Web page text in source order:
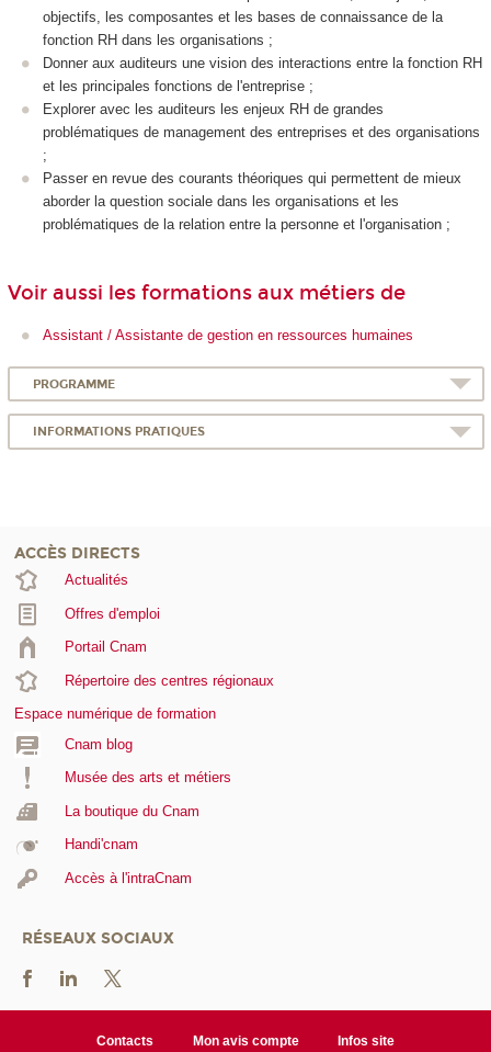
objectifs, les composantes et les bases de connaissance de la
fonction RH dans les organisations ;
Donner aux auditeurs une vision des interactions entre la fonction RH
et les principales fonctions de l'entreprise ;
Explorer avec les auditeurs les enjeux RH de grandes
problématiques de management des entreprises et des organisations
;
Passer en revue des courants théoriques qui permettent de mieux
aborder la question sociale dans les organisations et les
problématiques de la relation entre la personne et l'organisation ;
Voir aussi les formations aux métiers de
Assistant / Assistante de gestion en ressources humaines
PROGRAMME
INFORMATIONS PRATIQUES
ACCÈS DIRECTS
Actualités
Offres d'emploi
Portail Cnam
Répertoire des centres régionaux
Espace numérique de formation
Cnam blog
Musée des arts et métiers
La boutique du Cnam
Handi'cnam
Accès à l'intraCnam
RÉSEAUX SOCIAUX
Contacts Mon avis compte Infos site